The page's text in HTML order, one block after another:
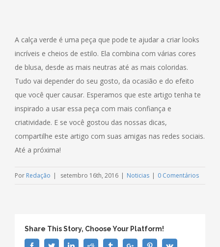
A calça verde é uma peça que pode te ajudar a criar looks
incríveis e cheios de estilo. Ela combina com várias cores
de blusa, desde as mais neutras até as mais coloridas.
Tudo vai depender do seu gosto, da ocasião e do efeito
que você quer causar. Esperamos que este artigo tenha te
inspirado a usar essa peça com mais confiança e
criatividade. E se você gostou das nossas dicas,
compartilhe este artigo com suas amigas nas redes sociais.
Até a próxima!
Por Redação | setembro 16th, 2016 | Noticias | 0 Comentários
Share This Story, Choose Your Platform!
FacebookTwitterLinkedinReddit TumblrGoogle+ PinterestVk